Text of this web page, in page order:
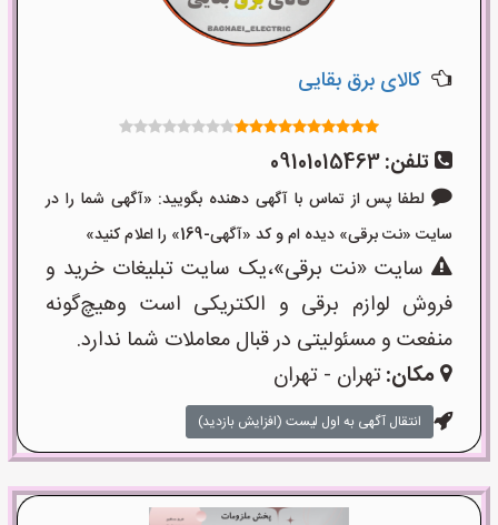
کالای برق بقایی
تلفن:09101015463
لطفا پس از تماس با آگهی دهنده بگویید: «آگهی شما را در
سایت «نت برقی» دیده ام و کد «آگهی-169» را اعلام کنید»
سایت «نت برقی»،یک سایت تبلیغات خرید و
فروش لوازم برقی و الکتریکی است وهیچ‌گونه
منفعت و مسئولیتی در قبال معاملات شما ندارد.
مکان:تهران - تهران
انتقال آگهی به اول لیست (افزایش بازدید)